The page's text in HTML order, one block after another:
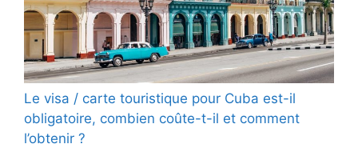
Le visa / carte touristique pour Cuba est-il
obligatoire, combien coûte-t-il et comment
l’obtenir ?